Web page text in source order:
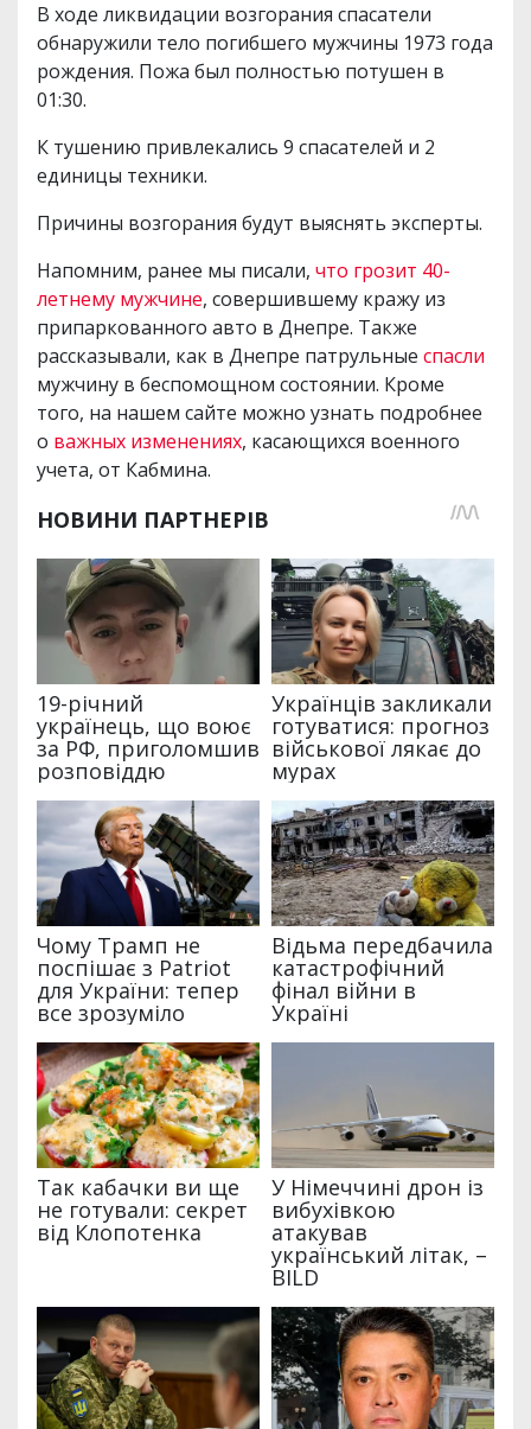
В ходе ликвидации возгорания спасатели
обнаружили тело погибшего мужчины 1973 года
рождения. Пожа был полностью потушен в
01:30.
К тушению привлекались 9 спасателей и 2
единицы техники.
Причины возгорания будут выяснять эксперты.
Напомним, ранее мы писали, что грозит 40-
летнему мужчине, совершившему кражу из
припаркованного авто в Днепре. Также
рассказывали, как в Днепре патрульные спасли
мужчину в беспомощном состоянии. Кроме
того, на нашем сайте можно узнать подробнее
о важных изменениях, касающихся военного
учета, от Кабмина.